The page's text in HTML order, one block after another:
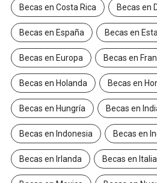
Becas en Costa Rica Becas en
Becas en España Becas en
Becas en Europa Becas en
Becas en Holanda Becas en
Becas en Hungría Becas en
Becas en Indonesia Becas en
Becas en Irlanda Becas en Italia